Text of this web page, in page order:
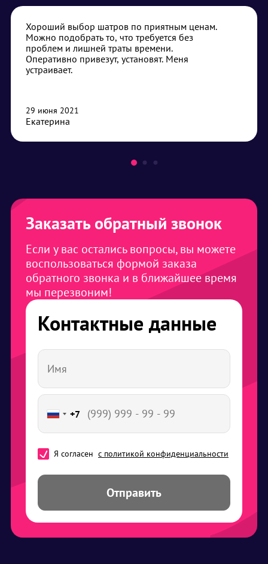
Хороший выбор шатров по приятным ценам.
Можно подобрать то, что требуется без
проблем и лишней траты времени.
Оперативно привезут, установят. Меня
устраивает.
29 июня 2021
Екатерина
Заказать обратный звонок
Если у вас остались вопросы, вы можете
воспользоваться формой заказа
обратного звонка и в ближайшее время
мы перезвоним!
Контактные данные
+7
Я согласен с политикой конфиденциальности
Отправить